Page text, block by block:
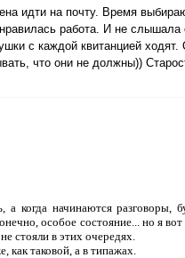
идти на почту. Время
работа. И не слышала
с каждой квитанцией ходят.
что они не должны))
а когда начинаются разговоры,
особое состояние... но я вот
стояли в этих очередях.
как таковой, а в типажах.